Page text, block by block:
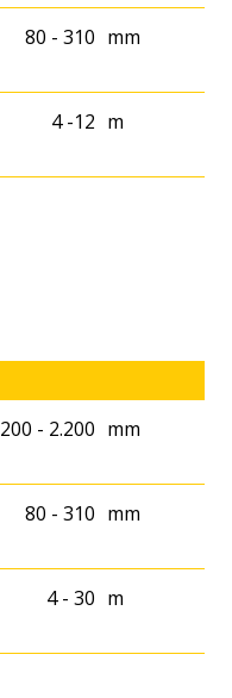
80 - 310 mm
4 -12 m
200 - 2.200 mm
80 - 310 mm
4 - 30 m